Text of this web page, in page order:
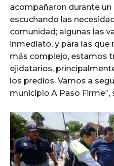
acompañaron durante
escuchando las
comunidad; algunas las
inmediato, y para las que
más complejo, estamos
ejidatarios,
los predios. Vamos a
municipio A Paso Firme”,